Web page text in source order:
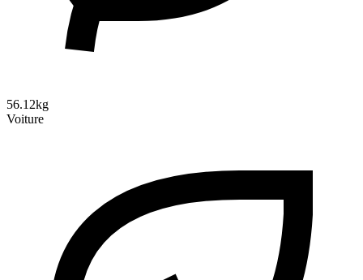
56.12kg
Voiture